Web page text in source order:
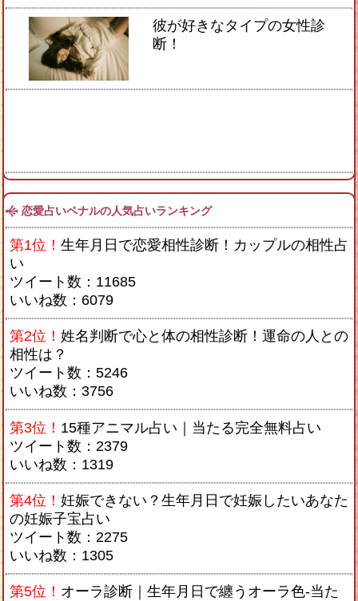
彼が好きなタイプの女性診
断！
恋愛占いペナルの人気占いランキング
第1位！ 生年月日で恋愛相性診断！カップルの相性占
い
ツイート数：11685
いいね数：6079
第2位！ 姓名判断で心と体の相性診断！運命の人との
相性は？
ツイート数：5246
いいね数：3756
第3位！ 15種アニマル占い｜当たる完全無料占い
ツイート数：2379
いいね数：1319
第4位！ 妊娠できない？生年月日で妊娠したいあなた
の妊娠子宝占い
ツイート数：2275
いいね数：1305
第5位！ オーラ診断｜生年月日で纏うオーラ色-当た